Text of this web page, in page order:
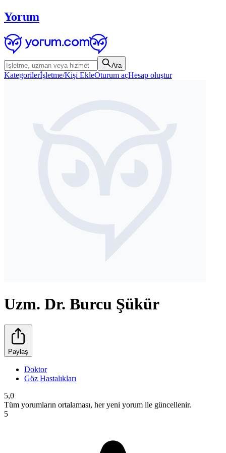
Yorum
Ara
Kategorilerİşletme/Kişi EkleOturum açHesap oluştur
Uzm. Dr. Burcu Şükür
Paylaş
Doktor
Göz Hastalıkları
5,0
Tüm yorumların ortalaması, her yeni yorum ile güncellenir.
5